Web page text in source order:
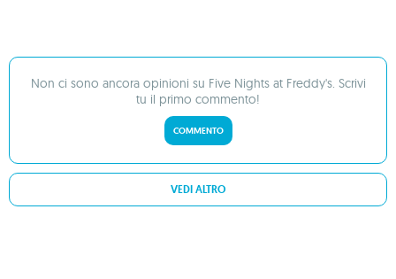
Non ci sono ancora opinioni su Five Nights at Freddy's. Scrivi
tu il primo commento!
COMMENTO
VEDI ALTRO